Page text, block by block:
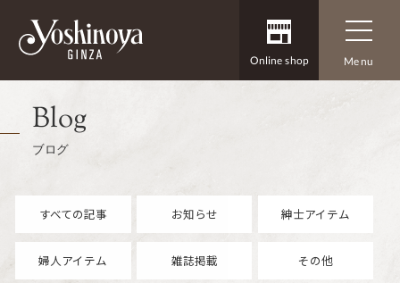
Online shop Menu
Blog
ブログ
すべての記事 お知らせ 紳士アイテム
婦人アイテム 雑誌掲載 その他